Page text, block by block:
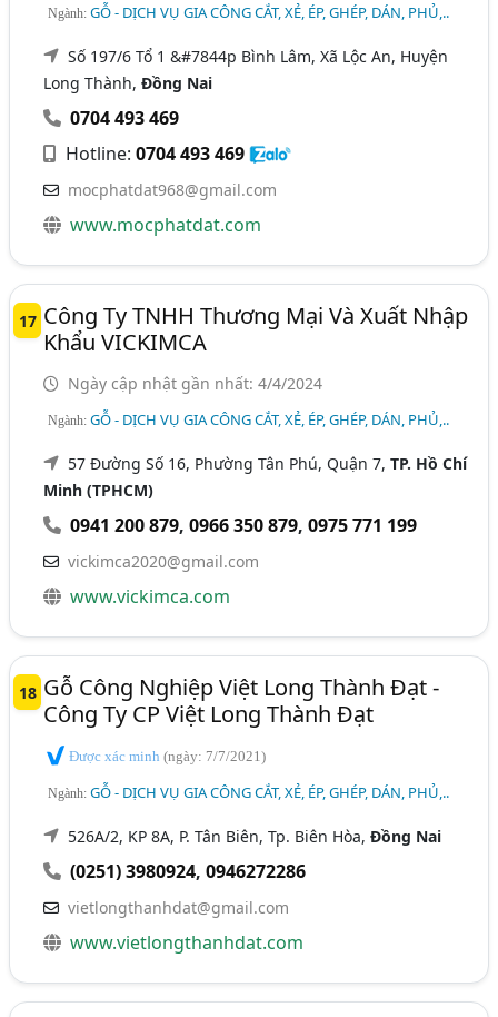
Ngành:GỖ - DỊCH VỤ GIA CÔNG CẮT, XẺ, ÉP, GHÉP, DÁN, PHỦ,..
Số 197/6 Tổ 1 &#7844p Bình Lâm, Xã Lộc An, Huyện
Long Thành,Đồng Nai
0704 493 469
Hotline:0704 493 469
mocphatdat968@gmail.com
www.mocphatdat.com
17 Công Ty TNHH Thương Mại Và Xuất Nhập
Khẩu VICKIMCA
Ngày cập nhật gần nhất: 4/4/2024
Ngành:GỖ - DỊCH VỤ GIA CÔNG CẮT, XẺ, ÉP, GHÉP, DÁN, PHỦ,..
57 Đường Số 16, Phường Tân Phú, Quận 7,TP. Hồ Chí
Minh (TPHCM)
0941 200 879,0966 350 879,0975 771 199
vickimca2020@gmail.com
www.vickimca.com
18 Gỗ Công Nghiệp Việt Long Thành Đạt -
Công Ty CP Việt Long Thành Đạt
Được xác minh(ngày: 7/7/2021)
Ngành:GỖ - DỊCH VỤ GIA CÔNG CẮT, XẺ, ÉP, GHÉP, DÁN, PHỦ,..
526A/2, KP 8A, P. Tân Biên, Tp. Biên Hòa,Đồng Nai
(0251) 3980924,0946272286
vietlongthanhdat@gmail.com
www.vietlongthanhdat.com